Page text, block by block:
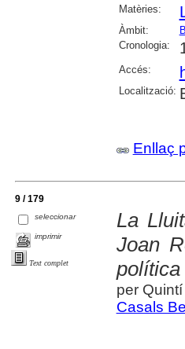
Matèries:
Àmbit:
Cronologia:
Accés:
Localització:
Enllaç
9 / 179
seleccionar
imprimir
Text complet
La
Joan
per
Casals